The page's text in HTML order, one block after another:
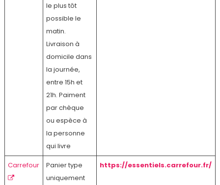
le plus tôt
possible le
matin.
Livraison à
domicile dans
la journée,
entre 15h et
21h. Paiment
par chèque
ou espèce à
la personne
qui livre
Carrefour
Panier type
uniquement
https://essentiels.carrefour.fr/